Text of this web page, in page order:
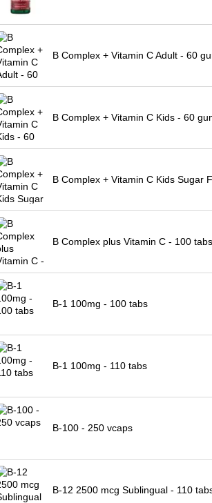
B Complex + Vitamin C Adult - 60
B Complex + Vitamin C Kids - 60
B Complex + Vitamin C Kids Sugar
B Complex plus Vitamin C - 100 tabs
B-1 100mg - 100 tabs
B-1 100mg - 110 tabs
B-100 - 250 vcaps
B-12 2500 mcg Sublingual - 110